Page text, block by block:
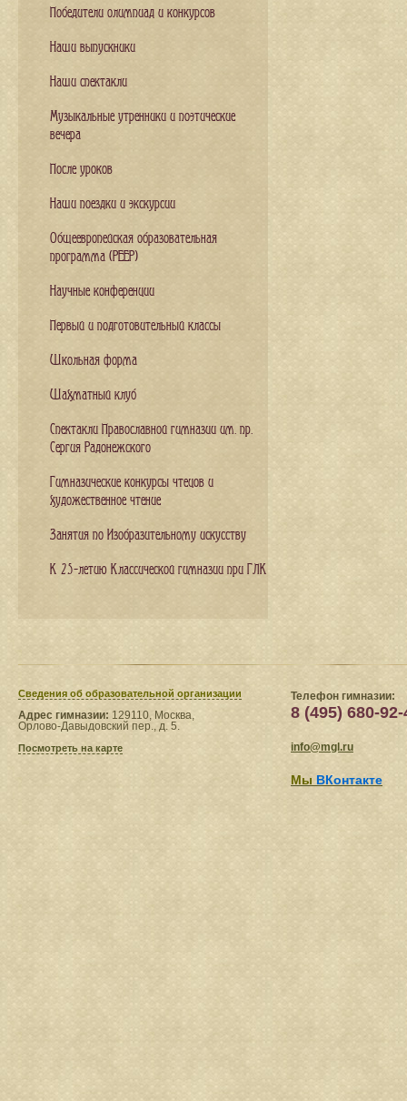
Победители олимпиад и конкурсов
Наши выпускники
Наши спектакли
Музыкальные утренники и поэтические
вечера
После уроков
Наши поездки и экскурсии
Общеевропейская образовательная
программа (PEEP)
Научные конференции
Первый и подготовительный классы
Школьная форма
Шахматный клуб
Спектакли Православной гимназии им. пр.
Сергия Радонежского
Гимназические конкурсы чтецов и
художественное чтение
Занятия по Изобразительному искусству
К 25-летию Классической гимназии при ГЛК
Сведения​ об образовательной организации
Адрес гимназии: 129110, Москва,
Орлово-Давыдовский пер., д. 5.
Посмотреть на карте
Телефон гимназии:
8 (495) 680-92-
info@mgl.ru
Мы ВКонтакте